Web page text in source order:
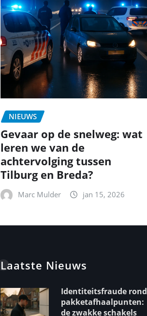
NIEUWS
Gevaar op de snelweg: wat
leren we van de
achtervolging tussen
Tilburg en Breda?
Marc Mulder jan 15, 2026
Laatste Nieuws
Identiteitsfraude rond
pakketafhaalpunten:
de zwakke schakels